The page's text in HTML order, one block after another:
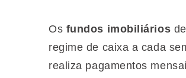
Os fundos imobiliários
regime de caixa a cada
realiza pagamentos